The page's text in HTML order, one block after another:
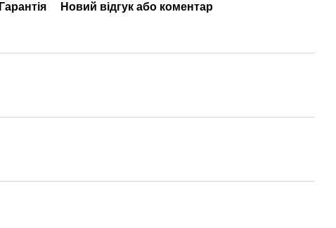
Гарантія Новий відгук або коментар